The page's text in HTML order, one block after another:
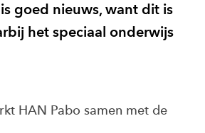
goed nieuws, want dit is
het speciaal onderwijs
HAN Pabo samen met de